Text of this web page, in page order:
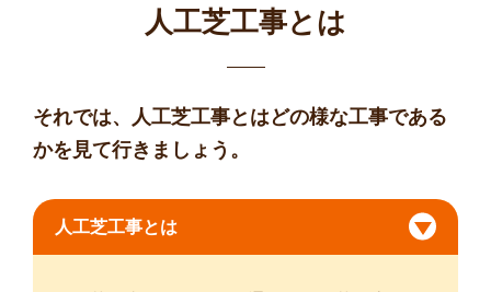
人工芝工事とは
それでは、人工芝工事とはどの様な工事である
かを見て行きましょう。
人工芝工事とは